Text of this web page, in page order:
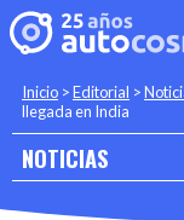
Inicio >Editorial >
llegada en India
NOTICIAS